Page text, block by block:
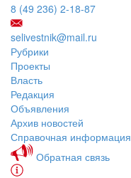
8 (49 236) 2-18-87
selivestnik@mail.ru
Рубрики
Проекты
Власть
Редакция
Объявления
Архив новостей
Справочная информация
Обратная связь